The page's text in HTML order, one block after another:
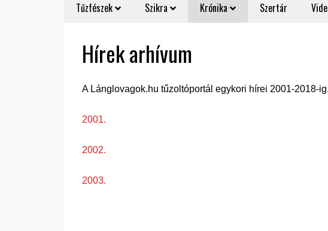
Tűzfészek Szikra Krónika Szertár
Hírek arhívum
A Lánglovagok.hu tűzoltóportál egykori hírei 2001-2018-
2001.
2002.
2003.